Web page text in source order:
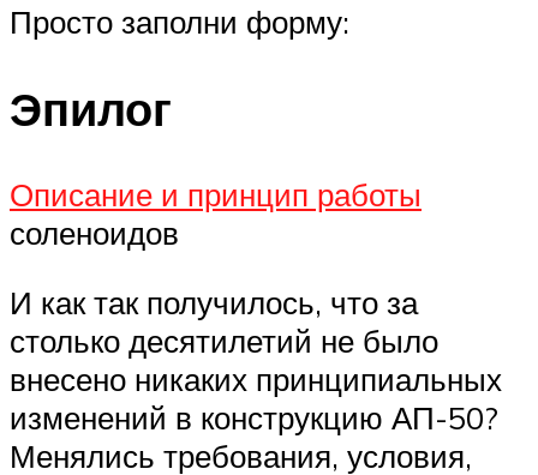
Просто заполни форму:
Эпилог
Описание и принцип работы
соленоидов
И как так получилось, что за
столько десятилетий не было
внесено никаких принципиальных
изменений в конструкцию АП-50?
Менялись требования, условия,